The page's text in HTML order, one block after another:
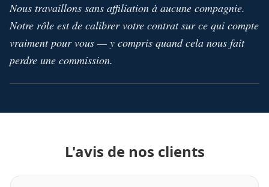
Nous travaillons sans affiliation à aucune compagnie.
Notre rôle est de calibrer votre contrat sur ce qui compte
vraiment pour vous — y compris quand cela nous fait
perdre une commission.
L'avis de nos clients